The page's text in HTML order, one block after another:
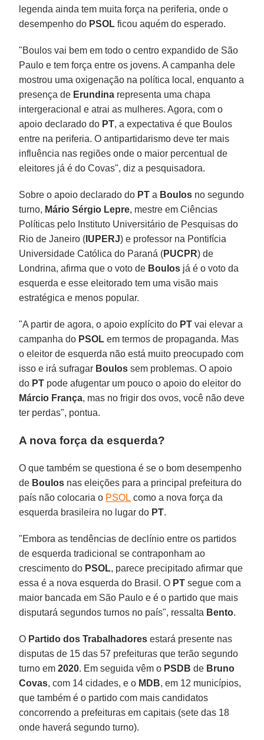
legenda ainda tem muita força na periferia, onde o
desempenho do PSOL ficou aquém do esperado.
"Boulos vai bem em todo o centro expandido de São
Paulo e tem força entre os jovens. A campanha dele
mostrou uma oxigenação na política local, enquanto a
presença de Erundina representa uma chapa
intergeracional e atrai as mulheres. Agora, com o
apoio declarado do PT, a expectativa é que Boulos
entre na periferia. O antipartidarismo deve ter mais
influência nas regiões onde o maior percentual de
eleitores já é do Covas", diz a pesquisadora.
Sobre o apoio declarado do PT a Boulos no segundo
turno, Mário Sérgio Lepre, mestre em Ciências
Políticas pelo Instituto Universitário de Pesquisas do
Rio de Janeiro ( IUPERJ) e professor na Pontifícia
Universidade Católica do Paraná (PUCPR) de
Londrina, afirma que o voto de Boulos já é o voto da
esquerda e esse eleitorado tem uma visão mais
estratégica e menos popular.
"A partir de agora, o apoio explícito do PT vai elevar a
campanha do PSOL em termos de propaganda. Mas
o eleitor de esquerda não está muito preocupado com
isso e irá sufragar Boulos sem problemas. O apoio
do PT pode afugentar um pouco o apoio do eleitor do
Márcio França, mas no frigir dos ovos, você não deve
ter perdas", pontua.
A nova força da esquerda?
O que também se questiona é se o bom desempenho
de Boulos nas eleições para a principal prefeitura do
país não colocaria o PSOL como a nova força da
esquerda brasileira no lugar do PT.
"Embora as tendências de declínio entre os partidos
de esquerda tradicional se contraponham ao
crescimento do PSOL, parece precipitado afirmar que
essa é a nova esquerda do Brasil. O PT segue com a
maior bancada em São Paulo e é o partido que mais
disputará segundos turnos no país", ressalta Bento.
O Partido dos Trabalhadores estará presente nas
disputas de 15 das 57 prefeituras que terão segundo
turno em2020. Em seguida vêm o PSDB de Bruno
Covas, com 14 cidades, e o MDB, em 12 municípios,
que também é o partido com mais candidatos
concorrendo a prefeituras em capitais (sete das 18
onde haverá segundo turno).